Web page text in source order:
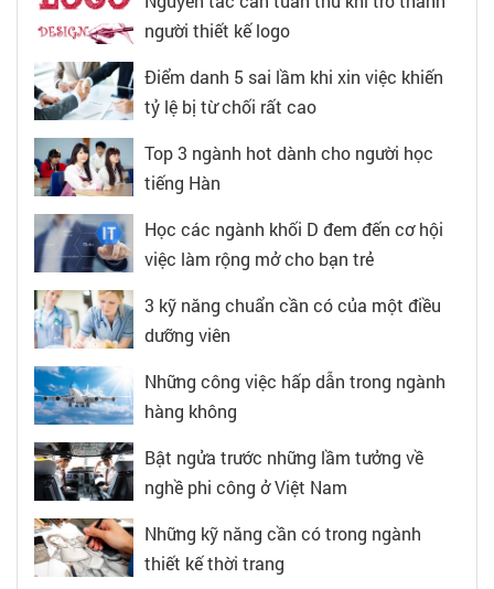
người thiết kế logo
Điểm danh 5 sai lầm khi xin việc khiến
tỷ lệ bị từ chối rất cao
Top 3 ngành hot dành cho người học
tiếng Hàn
Học các ngành khối D đem đến cơ hội
việc làm rộng mở cho bạn trẻ
3 kỹ năng chuẩn cần có của một điều
dưỡng viên
Những công việc hấp dẫn trong ngành
hàng không
Bật ngửa trước những lầm tưởng về
nghề phi công ở Việt Nam
Những kỹ năng cần có trong ngành
thiết kế thời trang